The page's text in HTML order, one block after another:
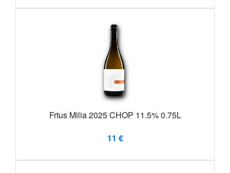
Frtus Milia 2025 CHOP 11.5% 0.75L
11 €